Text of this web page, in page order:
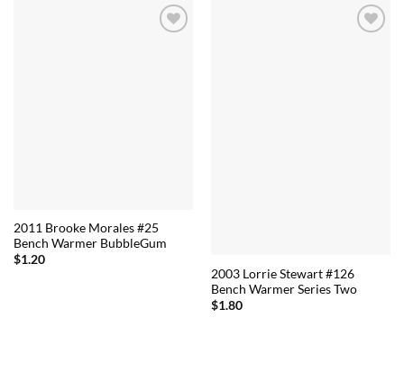
2011 Brooke Morales #25
Bench Warmer BubbleGum
$1.20
2003 Lorrie Stewart #126
Bench Warmer Series Two
$1.80